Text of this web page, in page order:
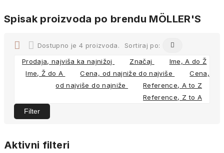
Spisak proizvoda po brendu MÖLLER'S
Dostupno je 4 proizvoda. Sortiraj po: 
Prodaja, najviša ka najnižoj Značaj
Ime, A do Ž
Ime, Ž do A
Cena, od najniže do najviše
Cena,
od najviše do najniže
Reference, A to Z
Reference, Z to A
Filter
Aktivni filteri